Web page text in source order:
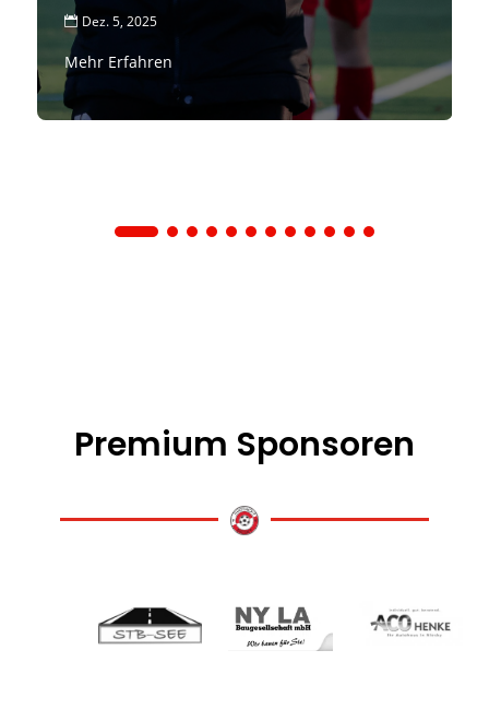
 Dez. 5, 2025
Mehr Erfahren
Premium Sponsoren